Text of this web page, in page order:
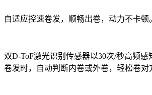
自适应控速卷发， 顺畅出卷，动力不卡顿
双D-ToF激光识别传感器以30次/秒高频感
卷发时，自动判断内卷或外卷，轻松卷对